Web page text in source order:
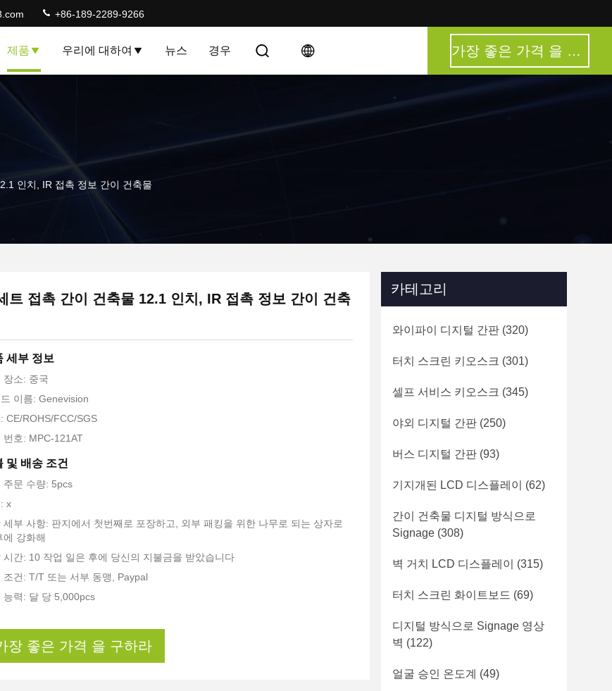
+86-189-2289-9266
제품 우리에 대하여 뉴스 경우 가장 좋은 가격 을 구하라
인치, IR 접촉 정보 간이 건축물
트 접촉 간이 건축물 12.1 인치, IR 접촉 정보 간이 건축
세부 정보
장소: 중국
이름: Genevision
CE/ROHS/FCC/SGS
번호: MPC-121AT
및 배송 조건
주문 수량: 5pcs
x
세부 사항: 판지에서 첫번째로 포장하고, 외부 패킹을 위한 나무로 되는 상자로
에 강화해
시간: 10 작업 일은 후에 당신의 지불금을 받았습니다
조건: T/T 또는 서부 동맹, Paypal
능력: 달 당 5,000pcs
장 좋은 가격 을 구하라
카테고리
와이파이 디지털 간판 (320)
터치 스크린 키오스크 (301)
셀프 서비스 키오스크 (345)
야외 디지털 간판 (250)
버스 디지털 간판 (93)
기지개된 LCD 디스플레이 (62)
간이 건축물 디지털 방식으로
Signage (308)
벽 거치 LCD 디스플레이 (315)
터치 스크린 화이트보드 (69)
디지털 방식으로 Signage 영상
벽 (122)
얼굴 승인 온도계 (49)